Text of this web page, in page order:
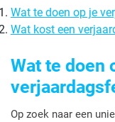
Wat te doen op je
Wat kost een
Wat te doen
Op zoek naar een